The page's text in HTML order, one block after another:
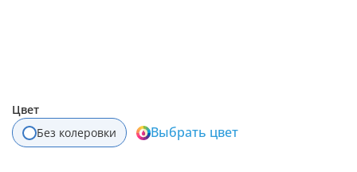
Цвет
Без колеровки
Выбрать цвет